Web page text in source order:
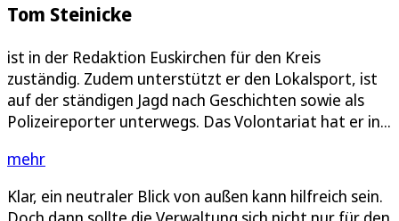
Tom Steinicke
ist in der Redaktion Euskirchen für den Kreis
zuständig. Zudem unterstützt er den Lokalsport, ist
auf der ständigen Jagd nach Geschichten sowie als
Polizeireporter unterwegs. Das Volontariat hat er in...
mehr
Klar, ein neutraler Blick von außen kann hilfreich sein.